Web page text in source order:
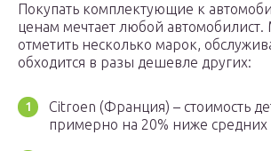
Покупать комплектующие к
ценам мечтает любой
отметить несколько марок,
обходится в разы дешевле других:
Citroen (Франция) – стоимость
примерно на 20% ниже средних